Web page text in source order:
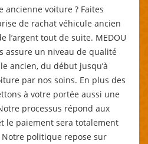
ancienne voiture ? Faites
de rachat véhicule ancien
l’argent tout de suite. MEDOU
assure un niveau de qualité
ancien, du début jusqu’à
par nos soins. En plus des
à votre portée aussi une
processus répond aux
le paiement sera totalement
politique repose sur